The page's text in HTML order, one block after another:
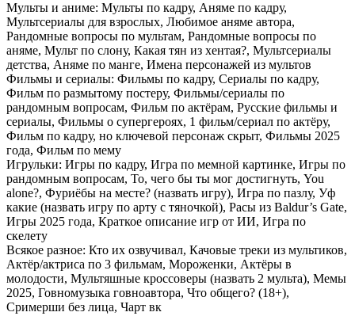
Мульты и аниме: Мульты по кадру, Аняме по кадру,
Мультсериалы для взрослых, Любимое аняме автора,
Рандомные вопросы по мультам, Рандомные вопросы по
аняме, Мульт по слону, Какая тян из хентая?, Мультсериалы
детства, Аняме по манге, Имена персонажей из мультов
Фильмы и сериалы: Фильмы по кадру, Сериалы по кадру,
Фильм по размытому постеру, Фильмы/сериалы по
рандомным вопросам, Фильм по актёрам, Русские фильмы и
сериалы, Фильмы о супергероях, 1 фильм/сериал по актёру,
Фильм по кадру, но ключевой персонаж скрыт, Фильмы 2025
года, Фильм по мему
Игрульки: Игры по кадру, Игра по мемной картинке, Игры по
рандомным вопросам, То, чего бы ты мог достигнуть, You
alone?, Фуриёбы на месте? (назвать игру), Игра по пазлу, Уф
какие (назвать игру по арту с тяночкой), Расы из Baldur’s Gate,
Игры 2025 года, Краткое описание игр от ИИ, Игра по
скелету
Всякое разное: Кто их озвучивал, Качовые треки из мультиков,
Актёр/актриса по 3 фильмам, Мороженки, Актёры в
молодости, Мультяшные кроссоверы (назвать 2 мульта), Мемы
2025, Говномузыка говноавтора, Что общего? (18+),
Сримерши без лица, Чарт вк